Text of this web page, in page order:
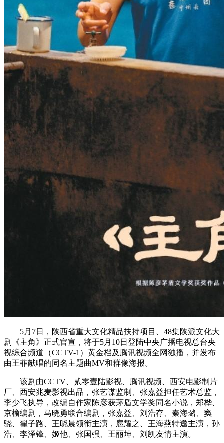
5月7日，陕西省重大文化精品扶持项目、48集陕派文化大
剧《主角》正式官宣，将于5月10日登陆中央广播电视总台央
视综合频道（CCTV-1）黄金档及腾讯视频全网独播，并发布
由王菲献唱的同名主题曲MV和群像海报。
该剧由CCTV、贰零壹陆影视、腾讯视频、西安电影制片
厂、西安兆麦影视出品，张艺谋监制、张嘉益担任艺术总监，
李少飞执导，改编自作家陈彦获茅盾文学奖同名小说，郑桦、
京榆编剧，马晓勇联合编剧，张嘉益、刘浩存、秦海璐、窦
骁、翟子路、王晓晨领衔主演，扈耀之、王海燕特邀主演，孙
浩、李泽锋、姬他、张国强、王丽坤、刘凯友情主演。